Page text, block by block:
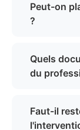
Peut-on
?
Quels
du
Faut-il